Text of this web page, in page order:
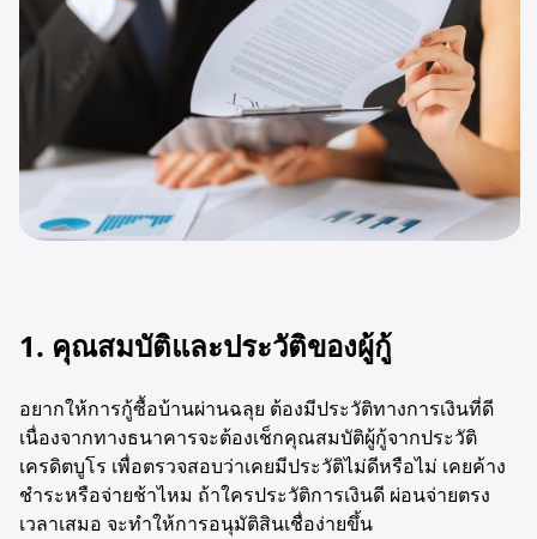
1. คุณสมบัติและประวัติของผู้กู้
อยากให้การกู้ซื้อบ้านผ่านฉลุย ต้องมีประวัติทางการเงินที่ดี
เนื่องจากทางธนาคารจะต้องเช็กคุณสมบัติผู้กู้จากประวัติ
เครดิตบูโร เพื่อตรวจสอบว่าเคยมีประวัติไม่ดีหรือไม่ เคยค้าง
ชำระหรือจ่ายช้าไหม ถ้าใครประวัติการเงินดี ผ่อนจ่ายตรง
เวลาเสมอ จะทำให้การอนุมัติสินเชื่อง่ายขึ้น